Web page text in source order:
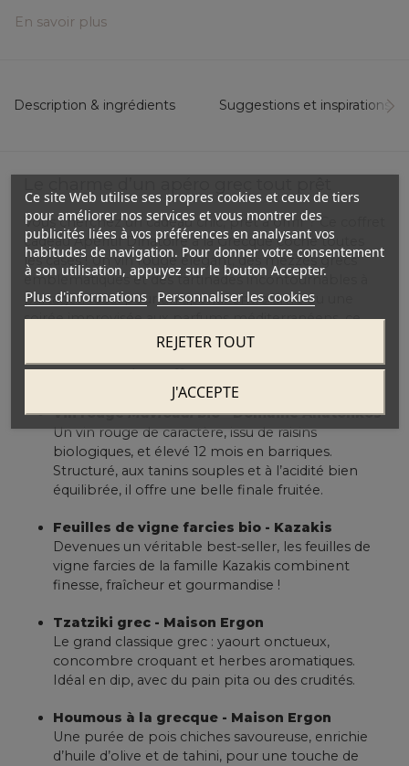
En savoir plus
Description & ingrédients Suggestions et inspirations...
Vous cherchez un cadeau chic, prêt à offrir ? Ce coffret
cadeau Apéritif Dînatoire à la Grecque coche toutes
les cases ! Un vin rouge élégant, des mezzés grecs
emblématiques et des tartinades incontournables à
partager. Idéal pour un apéritif entre amis ou une
soirée improvisée aux parfums méditerranéens, ce
coffret associe authenticité et convivialité !
Le contenu du coffret
Vin rougeMavroudibio - Domaine Anatolikos
Un vin rouge de caractère, issu de raisins
biologiques, et élevé 12 mois en barriques.
Structuré, aux tanins souples et à l’acidité bien
équilibrée, il offre une belle finale fruitée.
Feuilles de vigne farcies bio - Kazakis
Devenues un véritable best-seller, les feuilles de
vigne farcies de la famille Kazakis combinent
finesse, fraîcheur et gourmandise !
Tzatziki grec - Maison Ergon
Le grand classique grec : yaourt onctueux,
concombre croquant et herbes aromatiques.
Idéal en dip, avec du pain pita ou des crudités.
Houmous à la grecque - Maison Ergon
Une purée de pois chiches savoureuse, enrichie
d’huile d’olive et de tahini, pour une touche de
Ce site Web utilise ses propres cookies et ceux de tiers
pour améliorer nos services et vous montrer des
publicités liées à vos préférences en analysant vos
habitudes de navigation. Pour donner votre consentement
à son utilisation, appuyez sur le bouton Accepter.
Plus d'informations Personnaliser les cookies
REJETER TOUT
J'ACCEPTE